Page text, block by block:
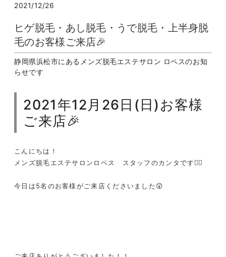
2021/12/26
ヒゲ脱毛・あし脱毛・うで脱毛・上半身脱
毛のお客様ご来店🎉
静岡県浜松市にあるメンズ脱毛エステサロン ロペスのお知
らせです
2021年12月26日(日)お客様
ご来店🎉
こんにちは！
メンズ脱毛エステサロンロペス スタッフのカンタです❤️‍🔥
今日は5名のお客様がご来店くださいました😲